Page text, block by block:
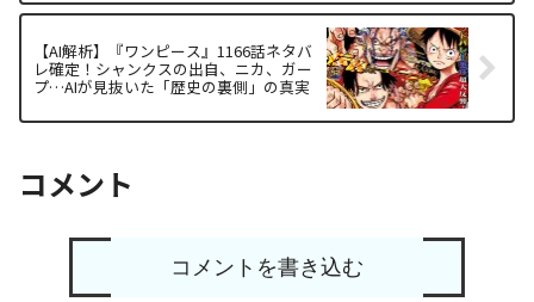
【AI解析】『ワンピース』1166話ネタバ
レ確定！シャンクスの出自、ニカ、ガー
プ…AIが見抜いた「歴史の裏側」の真実
コメント
コメントを書き込む